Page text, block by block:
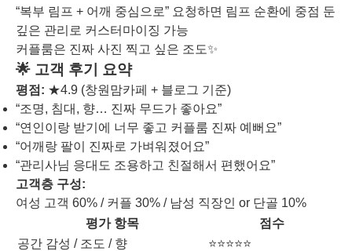
“복부 림프 + 어깨 중심으로” 요청하면 림프 순환에 중점 둔
깊은 관리로 커스터마이징 가능
커플룸은 진짜 사진 찍고 싶은 조도✨
🌟 고객 후기 요약
평점: ★4.9 (창원맘카페 + 블로그 기준)
“조명, 침대, 향… 진짜 무드가 좋아요”
“연인이랑 받기에 너무 좋고 커플룸 진짜 예뻐요”
“어깨랑 팔이 진짜로 가벼워졌어요”
“관리사님 응대도 조용하고 친절해서 편했어요”
고객층 구성:
여성 고객 60% / 커플 30% / 남성 직장인 or 단골 10%
평가 항목
점수
공간 감성 / 조도 / 향
⭐⭐⭐⭐⭐